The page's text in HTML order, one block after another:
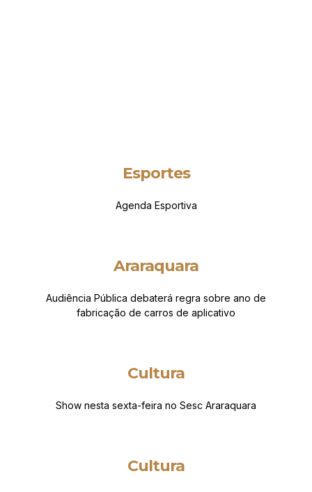
Esportes
Agenda Esportiva
Araraquara
Audiência Pública debaterá regra sobre ano de
fabricação de carros de aplicativo
Cultura
Show nesta sexta-feira no Sesc Araraquara
Cultura